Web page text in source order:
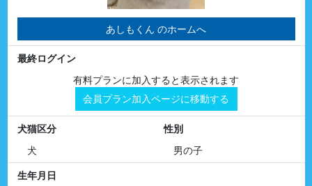
あしもくん のホームへ
最終ログイン
有料プランに加入すると表示されます
会員プラン加入ページに移動する
犬猫区分
犬
性別
男の子
生年月日